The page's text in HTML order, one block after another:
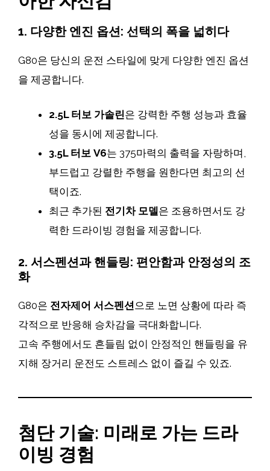
1. 다양한 엔진 옵션: 선택의 폭을 넓히다
G80은 당신의 운전 스타일에 맞게 다양한 엔진 옵션
을 제공합니다.
2.5L 터보 가솔린은 강력한 주행 성능과 효율
성을 동시에 제공합니다.
3.5L 터보 V6는 375마력의 출력을 자랑하며,
부드럽고 강렬한 주행을 원한다면 최고의 선
택이죠.
최근 추가된 전기차 모델은 조용하면서도 강
력한 드라이빙 경험을 제공합니다.
2. 서스펜션과 핸들링: 편안함과 안정성의 조
화
G80은 전자제어 서스펜션으로 노면 상황에 따라 즉
각적으로 반응해 승차감을 극대화합니다.
고속 주행에서도 흔들림 없이 안정적인 핸들링을 유
지해 장거리 운전도 스트레스 없이 즐길 수 있죠.
첨단 기술: 미래로 가는 드라
이빙 경험